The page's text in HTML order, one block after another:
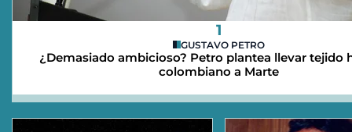
1
GUSTAVO PETRO
¿Demasiado ambicioso? Petro plantea llevar tejido
colombiano a Marte